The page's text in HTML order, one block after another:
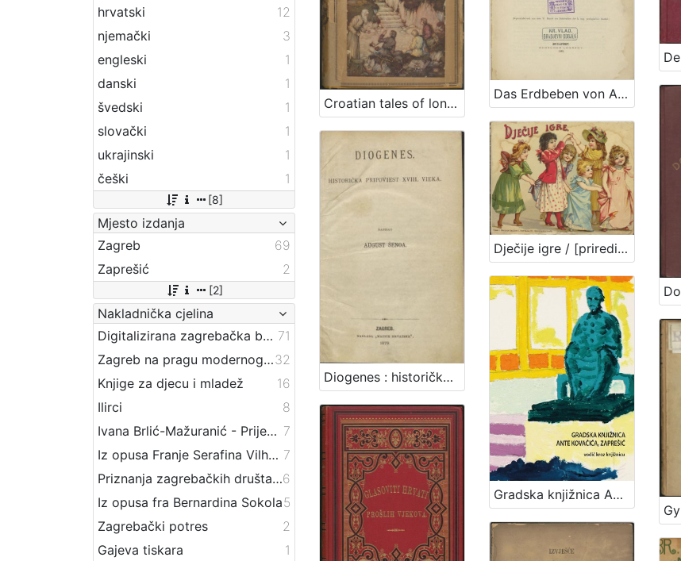
hrvatski
12
njemački
3
engleski
1
danski
1
švedski
1
slovački
1
ukrajinski
1
češki
1
[8]
Mjesto izdanja
Zagreb
69
Zaprešić
2
[2]
Nakladnička cjelina
Digitalizirana zagrebačka baština 71
Zagreb na pragu modernog doba32
Knjige za djecu i mladež
16
Ilirci
8
Ivana Brlić-Mažuranić - Prijevodi 7
Iz opusa Franje Serafina Vilhara-Kalskog 7
Priznanja zagrebačkih društava6
Iz opusa fra Bernardina Sokola5
Zagrebački potres
2
Gajeva tiskara
1
Croatian tales of long ago / by Iv. Berlić-Mažuranić
Das Erdbeben von Agram im Jahre 1880. / eingereicht von Max Hantken von Prudnik
Diogenes : historička pripoviest XVIII. vieka / napisao August Šenoa
Dječije igre / [priredio J. V. Tenjac]
Gradska knjižnica Ante Kovačića, Zaprešić : vodič kroz knjižnicu / Marija Bartolić i Vlasta Šolc